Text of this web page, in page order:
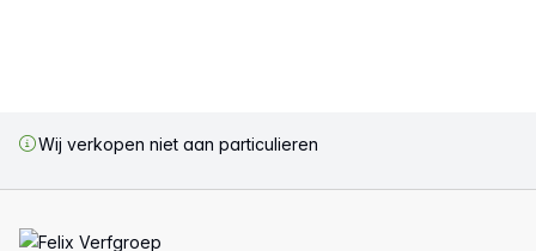
Wij verkopen niet aan particulieren